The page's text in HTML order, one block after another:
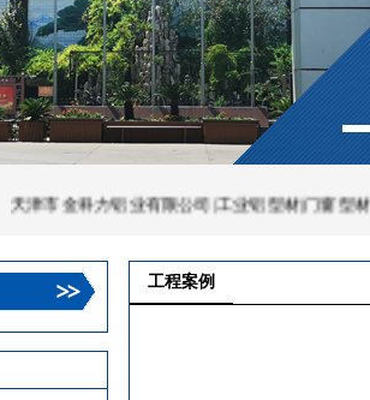
市金科力铝业有限公司|工业铝型材|门窗型材|建
工程案例